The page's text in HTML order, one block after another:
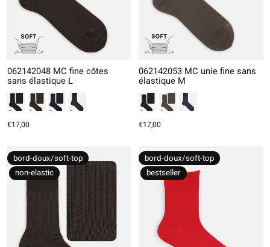
062142048 MC fine côtes
sans élastique L
€17,00
062142053 MC unie fine sans
élastique M
€17,00
bord-doux/soft-top
non-elastic
bord-doux/soft-top
bestseller